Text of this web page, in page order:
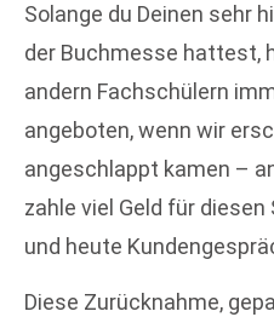
Solange du Deinen sehr
der Buchmesse hattest,
andern Fachschülern
angeboten, wenn wir
angeschlappt kamen –
zahle viel Geld für
und heute
Diese Zurücknahme,